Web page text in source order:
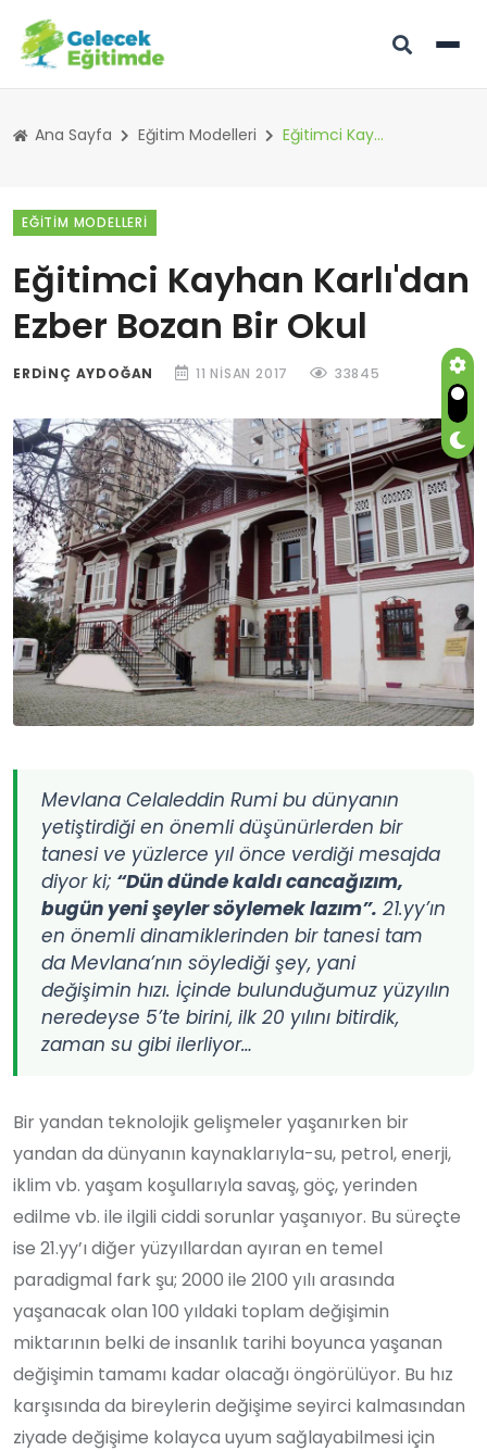
Ana Sayfa Eğitim Modelleri Eğitimci Kayhan Karlı'dan Ezber Bozan Bir Okul
EĞITIM MODELLERI
Eğitimci Kayhan Karlı'dan
Ezber Bozan Bir Okul
ERDINÇ AYDOĞAN 11 NISAN 2017 33845
Mevlana Celaleddin Rumi bu dünyanın
yetiştirdiği en önemli düşünürlerden bir
tanesi ve yüzlerce yıl önce verdiği mesajda
diyor ki; “Dün dünde kaldı cancağızım,
bugün yeni şeyler söylemek lazım”. 21.yy’ın
en önemli dinamiklerinden bir tanesi tam
da Mevlana’nın söylediği şey, yani
değişimin hızı. İçinde bulunduğumuz yüzyılın
neredeyse 5’te birini, ilk 20 yılını bitirdik,
zaman su gibi ilerliyor…
Bir yandan teknolojik gelişmeler yaşanırken bir
yandan da dünyanın kaynaklarıyla-su, petrol, enerji,
iklim vb. yaşam koşullarıyla savaş, göç, yerinden
edilme vb. ile ilgili ciddi sorunlar yaşanıyor. Bu süreçte
ise 21.yy’ı diğer yüzyıllardan ayıran en temel
paradigmal fark şu; 2000 ile 2100 yılı arasında
yaşanacak olan 100 yıldaki toplam değişimin
miktarının belki de insanlık tarihi boyunca yaşanan
değişimin tamamı kadar olacağı öngörülüyor. Bu hız
karşısında da bireylerin değişime seyirci kalmasından
ziyade değişime kolayca uyum sağlayabilmesi için